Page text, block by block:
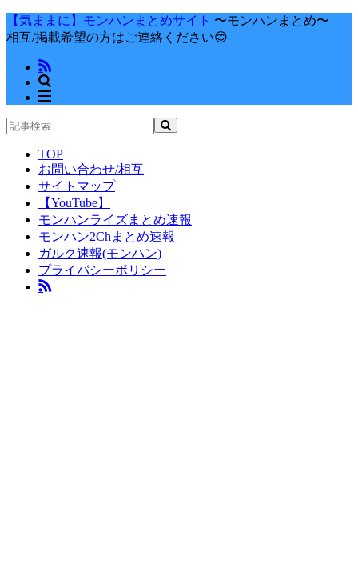
【気ままに】モンハンまとめサイト 〜モンハンまとめ〜
相互/掲載希望の方はご連絡ください😊
TOP
お問い合わせ/相互
サイトマップ
【YouTube】
モンハンライズまとめ速報
モンハン2Chまとめ速報
ガルク速報(モンハン)
プライバシーポリシー